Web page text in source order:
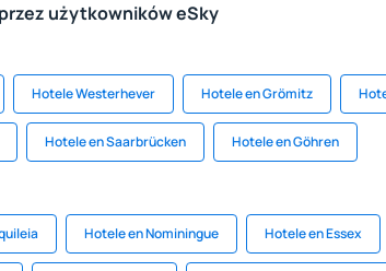
użytkowników eSky
Hotele Westerhever Hotele en Grömitz
Hotele en Saarbrücken Hotele en Göhren
Hotele en Nominingue Hotele en Essex